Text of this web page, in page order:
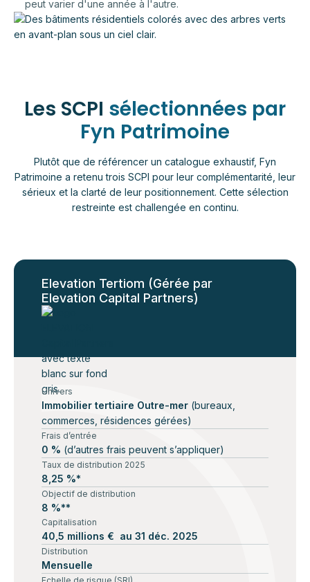
peut varier d'une année à l'autre.
Les SCPI sélectionnées par
Fyn Patrimoine
Plutôt que de référencer un catalogue exhaustif, Fyn
Patrimoine a retenu trois SCPI pour leur complémentarité, leur
sérieux et la clarté de leur positionnement. Cette sélection
restreinte est challengée en continu.
Elevation Tertiom (Gérée par
Elevation Capital Partners)
Univers
Immobilier tertiaire Outre-mer (bureaux,
commerces, résidences gérées)
Frais d’entrée
0 % (d’autres frais peuvent s’appliquer)
Taux de distribution 2025
8,25 %*
Objectif de distribution
8 %**
Capitalisation
40,5 millions € au 31 déc. 2025
Distribution
Mensuelle